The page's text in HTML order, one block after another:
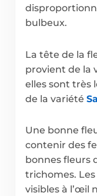
bulbeux.
La tête de la
provient de la
elles sont très
de la variété
Une bonne
contenir des
bonnes fleurs
trichomes.
visibles à l’œil